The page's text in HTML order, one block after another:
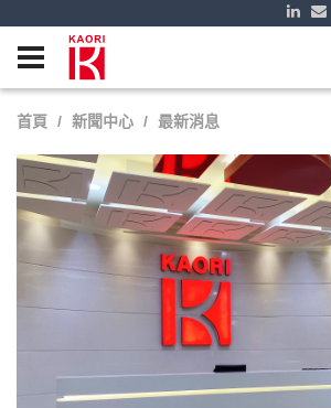
首頁 新聞中心 最新消息